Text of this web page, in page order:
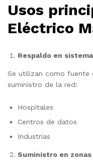
Usos
Eléctrico
Respaldo en
Se utilizan como fuente
suministro de la red:
Hospitales
Centros de datos
Industrias
Suministro en